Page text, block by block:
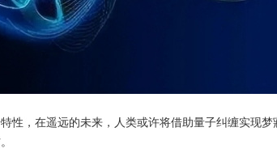
性，在遥远的未来，人类或许将借助量子纠缠实现